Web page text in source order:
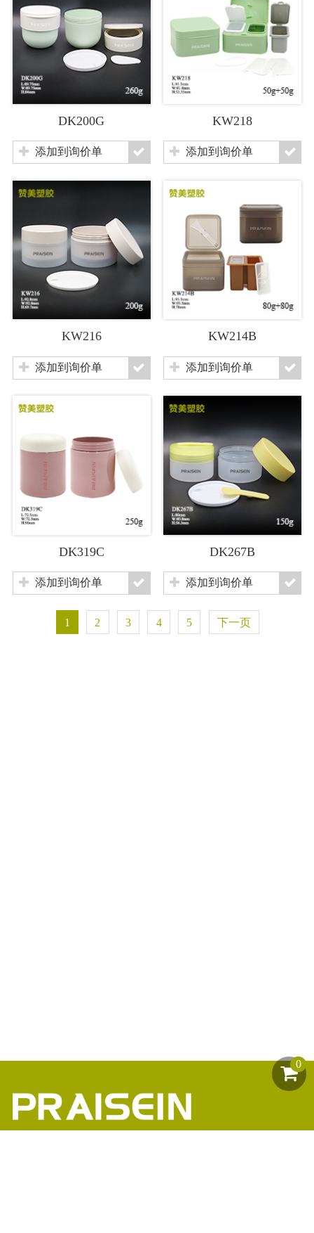
DK200G
添加到询价单
KW218
添加到询价单
KW216
添加到询价单
KW214B
添加到询价单
DK319C
添加到询价单
DK267B
添加到询价单
1 2 3 4 5 下一页
0